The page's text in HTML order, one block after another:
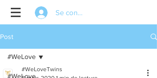
Se connecter
Post
#WeLove
#WeLove
#WeLoveTwins